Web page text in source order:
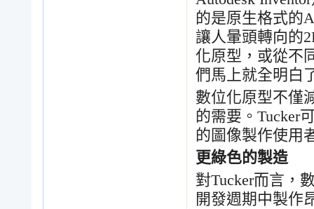
的是原生格式的
讓人暈頭轉向的
化原型，或從不
們馬上就全明白
數位化原型不僅
的需要。 Tucker
的圖像製作使用
更綠色的製造
對Tucker而言，
開發週期中製作